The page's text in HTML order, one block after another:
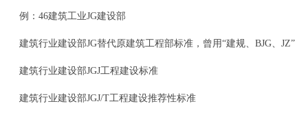
例：46建筑工业JG建设部
建筑行业建设部JG替代原建筑工程部标准，曾用“建规、BJG、JZ”
建筑行业建设部JGJ工程建设标准
建筑行业建设部JGJ/T工程建设推荐性标准